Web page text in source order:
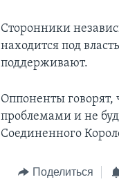
Сторонники
находится под
поддерживают.
Оппоненты говорят,
проблемами и не
Соединенного
Поделиться